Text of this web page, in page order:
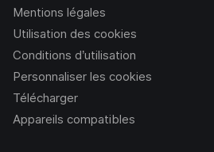
Mentions légales
Utilisation des cookies
Conditions d’utilisation
Personnaliser les cookies
Télécharger
Appareils compatibles